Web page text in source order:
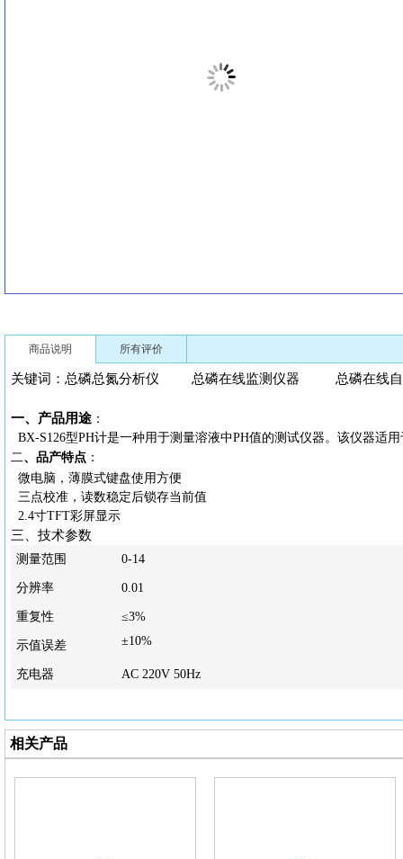
商品说明 所有评价
关键词：总磷总氮分析仪 总磷在线监测仪器 总磷在线
一、产品用途 ：
BX-S126型PH计是一种用于测量溶液中PH值的测试仪器。该仪器适
二、 品产特点 ：
微电脑，薄膜式键盘使用方便
三点校准，读数稳定后锁存当前值
2.4寸TFT彩屏显示
三、技术参数
测量范围 0-14
分辨率 0.01
重复性 ≤3%
示值误差 ±10%
充电器 AC 220V 50Hz
相关产品